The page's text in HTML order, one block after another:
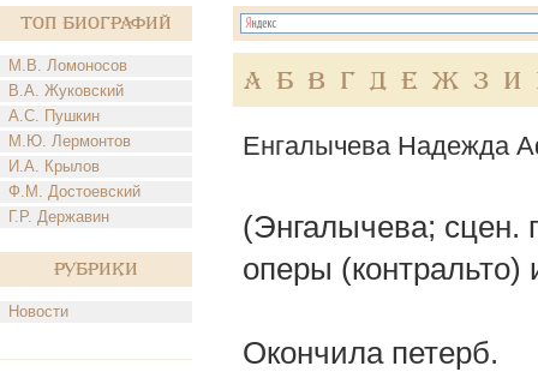
Топ Биографий
М.В. Ломоносов
В.А. Жуковский
А.С. Пушкин
М.Ю. Лермонтов
И.А. Крылов
Ф.М. Достоевский
Г.Р. Державин
Рубрики
Новости
А Б В Г Д Е Ж З И
Енгалычева Надежда
(Энгалычева;
оперы
Окончила петерб.